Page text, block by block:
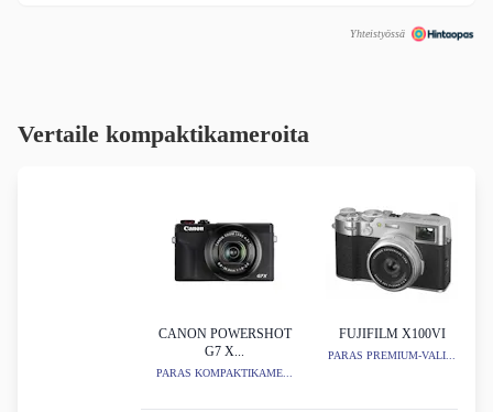
Yhteistyössä
Vertaile kompaktikameroita
CANON POWERSHOT
G7 X...
PARAS KOMPAKTIKAME...
FUJIFILM X100VI
PARAS PREMIUM-VALI...